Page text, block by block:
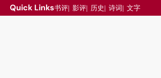
至
Quick Links书评 影评 历史 诗词 文字